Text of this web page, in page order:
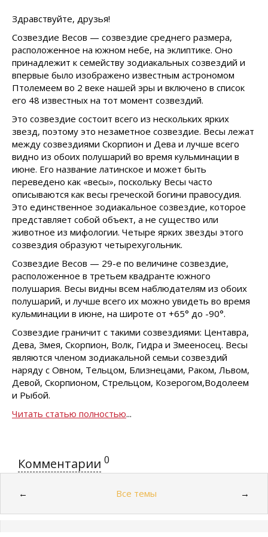
Здравствуйте, друзья!
Созвездие Весов — созвездие среднего размера,
расположенное на южном небе, на эклиптике. Оно
принадлежит к семейству зодиакальных созвездий и
впервые было изображено известным астрономом
Птолемеем во 2 веке нашей эры и включено в список
его 48 известных на тот момент созвездий.
Это созвездие состоит всего из нескольких ярких
звезд, поэтому это незаметное созвездие. Весы лежат
между созвездиями Скорпион и Дева и лучше всего
видно из обоих полушарий во время кульминации в
июне. Его название латинское и может быть
переведено как «весы», поскольку Весы часто
описываются как весы греческой богини правосудия.
Это единственное зодиакальное созвездие, которое
представляет собой объект, а не существо или
животное из мифологии. Четыре ярких звезды этого
созвездия образуют четырехугольник.
Созвездие Весов — 29-е по величине созвездие,
расположенное в третьем квадранте южного
полушария. Весы видны всем наблюдателям из обоих
полушарий, и лучше всего их можно увидеть во время
кульминации в июне, на широте от +65° до -90°.
Созвездие граничит с такими созвездиями: Центавра,
Дева, Змея, Скорпион, Волк, Гидра и Змееносец. Весы
являются членом зодиакальной семьи созвездий
наряду с Овном, Тельцом, Близнецами, Раком, Львом,
Девой, Скорпионом, Стрельцом, Козерогом,Водолеем
и Рыбой.
Читать статью полностью...
Комментарии 0
← Все темы →